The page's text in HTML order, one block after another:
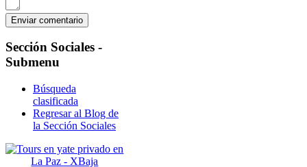
Sección Sociales -
Submenu
Búsqueda
clasificada
Regresar al Blog de
la Sección Sociales